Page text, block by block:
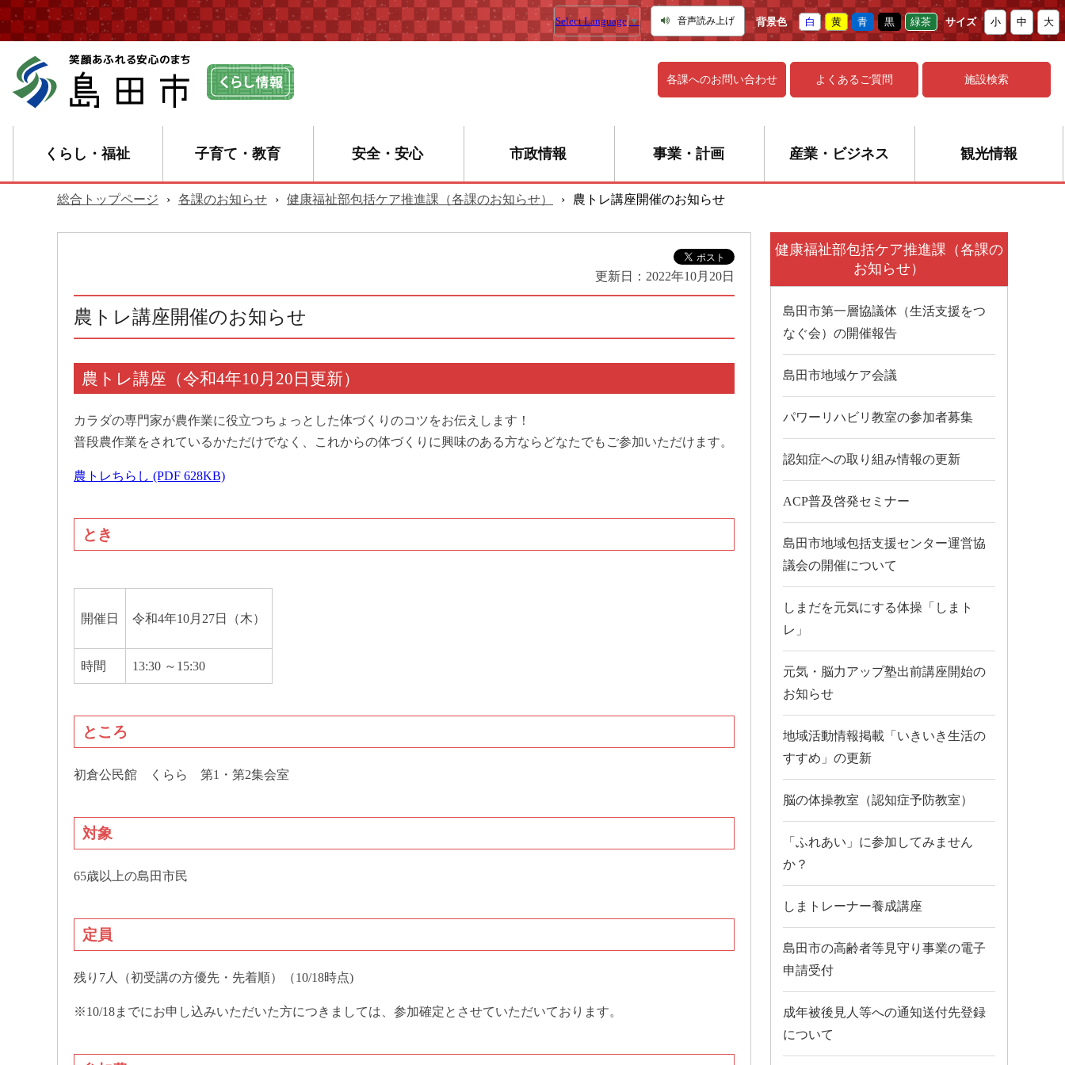
Select Language ▼ 音声読み上げ 背景色 白 黄 青 黒 緑茶 サイズ 小 中 大
各課へのお問い合わせ よくあるご質問 施設検索
くらし・福祉 子育て・教育 安全・安心 市政情報 事業・計画 産業・ビジネス 観光情報
総合トップページ › 各課のお知らせ › 健康福祉部包括ケア推進課（各課のお知らせ） › 農トレ講座開催のお知らせ
更新日： 2022年10月20日
農トレ講座開催のお知らせ
農トレ講座（令和4年10月20日更新）
カラダの専門家が農作業に役立つちょっとした体づくりのコツをお伝えします！
普段農作業をされているかただけでなく、これからの体づくりに興味のある方ならどなたでもご参加いただけます。
農トレちらし (PDF 628KB)
とき
開催日 令和4年10月27日（木）
時間 13:30 ～15:30
ところ
初倉公民館 くらら 第1・第2集会室
対象
65歳以上の島田市民
定員
残り7人（初受講の方優先・先着順）（10/18時点)
※10/18までにお申し込みいただいた方につきましては、参加確定とさせていただいております。
健康福祉部包括ケア推進課（各課の
お知らせ）
島田市第一層協議体（生活支援をつ
なぐ会）の開催報告
島田市地域ケア会議
パワーリハビリ教室の参加者募集
認知症への取り組み情報の更新
ACP普及啓発セミナー
島田市地域包括支援センター運営協
議会の開催について
しまだを元気にする体操「しまト
レ」
元気・脳力アップ塾出前講座開始の
お知らせ
地域活動情報掲載「いきいき生活の
すすめ」の更新
脳の体操教室（認知症予防教室）
「ふれあい」に参加してみません
か？
しまトレーナー養成講座
島田市の高齢者等見守り事業の電子
申請受付
成年被後見人等への通知送付先登録
について